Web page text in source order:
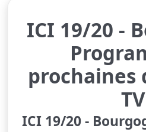
ICI 19/20 -
prochaines
TV
ICI 19/20 -